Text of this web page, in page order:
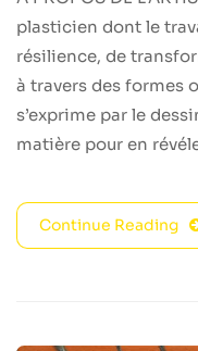
plasticien dont le
résilience, de
à travers des formes
s’exprime par le
matière pour en
Continue Reading